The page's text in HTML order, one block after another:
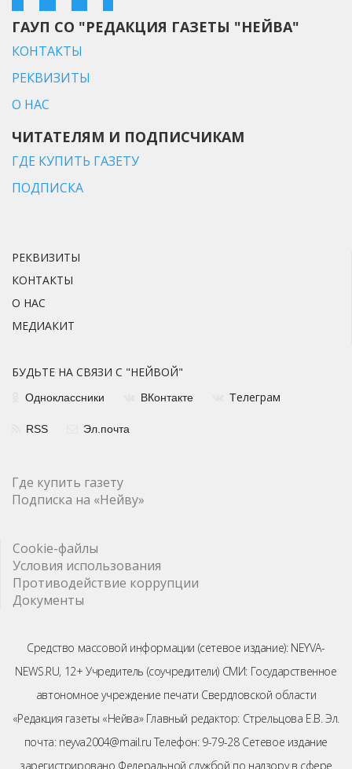
ГАУП СО "РЕДАКЦИЯ ГАЗЕТЫ "НЕЙВА"
КОНТАКТЫ
РЕКВИЗИТЫ
О НАС
ЧИТАТЕЛЯМ И ПОДПИСЧИКАМ
ГДЕ КУПИТЬ ГАЗЕТУ
ПОДПИСКА
РЕКВИЗИТЫ
КОНТАКТЫ
О НАС
МЕДИАКИТ
БУДЬТЕ НА СВЯЗИ С "НЕЙВОЙ"
Одноклассники ВКонтакте Телеграм
RSS Эл.почта
Где купить газету
Подписка на «Нейву»
Cookie-файлы
Условия использования
Противодействие коррупции
Документы
Средство массовой информации (сетевое издание): NEYVA-
NEWS.RU, 12+ Учредитель (соучредители) СМИ: Государственное
автономное учреждение печати Свердловской области
«Редакция газеты «Нейва» Главный редактор: Стрельцова Е.В. Эл.
почта: neyva2004@mail.ru Телефон: 9-79-28 Сетевое издание
зарегистрировано Федеральной службой по надзору в сфере